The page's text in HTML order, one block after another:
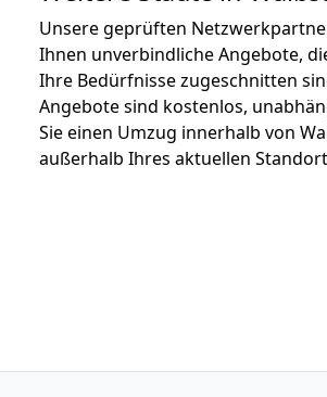
Unsere geprüften
Ihnen unverbindliche Angebote,
Ihre Bedürfnisse zugeschnitten
Angebote sind kostenlos,
Sie einen Umzug innerhalb von
außerhalb Ihres aktuellen